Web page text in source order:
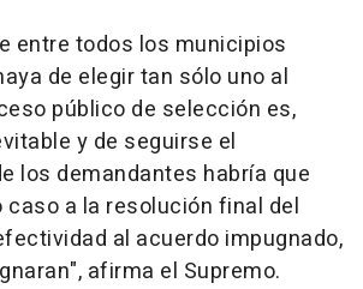
entre todos los municipios
de elegir tan sólo uno al
público de selección es,
y de seguirse el
los demandantes habría que
caso a la resolución final del
al acuerdo impugnado,
afirma el Supremo.